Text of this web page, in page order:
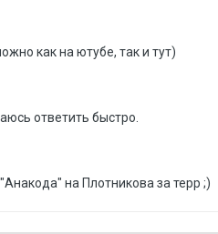
как на ютубе, так и тут)
ответить быстро.
на Плотникова за терр ;)